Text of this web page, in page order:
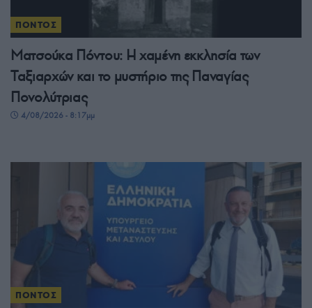
ΠΟΝΤΟΣ
Ματσούκα Πόντου: Η χαμένη εκκλησία των
Ταξιαρχών και το μυστήριο της Παναγίας
Πονολύτριας
4/08/2026 - 8:17μμ
ΠΟΝΤΟΣ